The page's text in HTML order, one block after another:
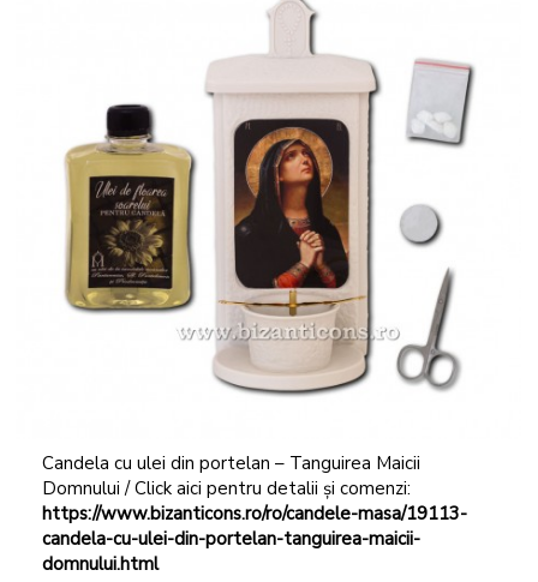
Candela cu ulei din portelan – Tanguirea Maicii
Domnului / Click aici pentru detalii și comenzi:
https://www.bizanticons.ro/ro/candele-masa/19113-
candela-cu-ulei-din-portelan-tanguirea-maicii-
domnului.html